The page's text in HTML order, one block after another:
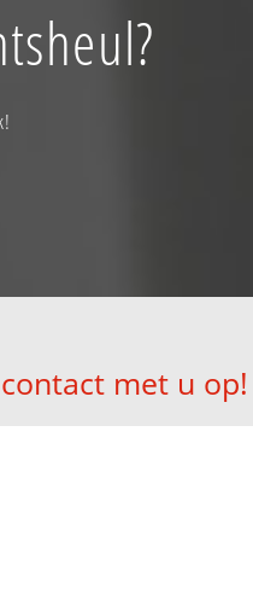
met u op!